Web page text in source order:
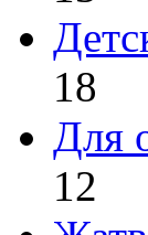
18
Для
12